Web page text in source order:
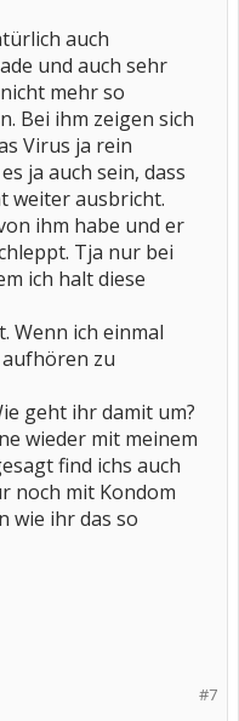
auch
und auch sehr
mehr so
Bei ihm zeigen sich
Virus ja rein
ja auch sein, dass
weiter ausbricht.
ihm habe und er
Tja nur bei
ich halt diese
Wenn ich einmal
zu
geht ihr damit um?
wieder mit meinem
find ichs auch
noch mit Kondom
wie ihr das so
#7